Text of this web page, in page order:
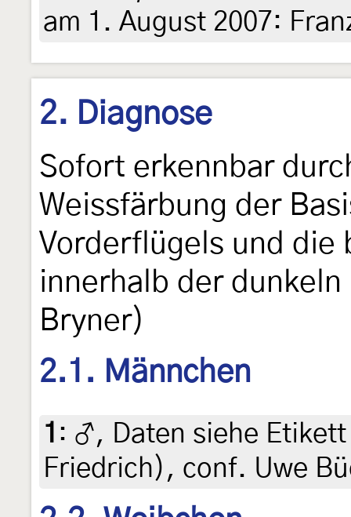
am 1. August 2007:
2. Diagnose
Sofort erkennbar
Weissfärbung der
Vorderflügels und die
innerhalb der
Bryner)
2.1. Männchen
1 : ♂, Daten siehe
Friedrich), conf. Uwe